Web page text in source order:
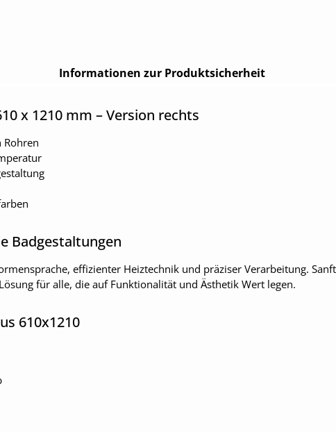
Informationen zur Produktsicherheit
x 1210 mm – Version rechts
Rohren
Badgestaltungen
effizienter Heiztechnik und präziser Verarbeitung.
für alle, die auf Funktionalität und Ästhetik Wert legen.
610x1210